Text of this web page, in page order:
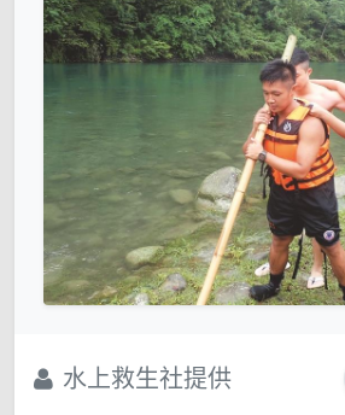
水上救生社提供